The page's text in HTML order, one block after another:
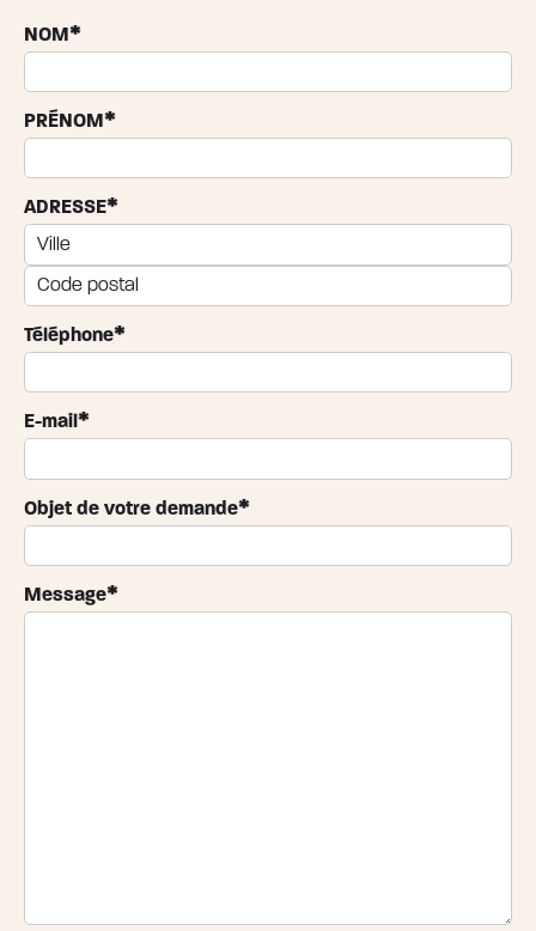
NOM *
PRÉNOM *
ADRESSE*
Téléphone*
E-mail*
Objet de votre demande*
Message*